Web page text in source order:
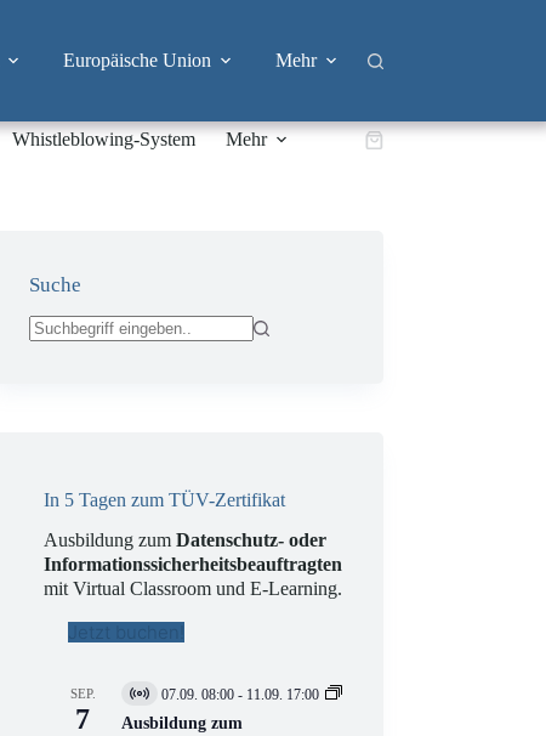
Europäische Union Mehr
Whistleblowing-System Mehr Warenkorb
Suche
In 5 Tagen zum TÜV-Zertifikat
Ausbildung zumDatenschutz- oder
Informationssicherheitsbeauftragten
mit Virtual Classroom und E-Learning.
Jetzt buchen!
SEP.
7
V
i
07.09. 08:00 - 11.09. 17:00
Ausbildung zum